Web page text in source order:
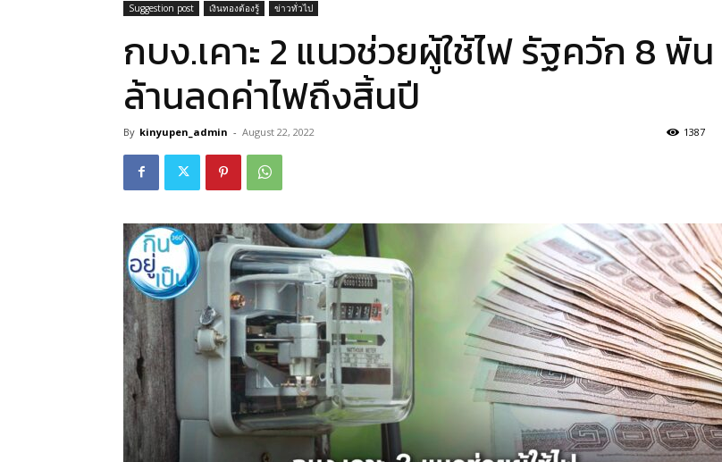
Suggestion post เงินทองต้องรู้ ข่าวทั่วไป
กบง.เคาะ 2 แนวช่วยผู้ใช้ไฟ รัฐควัก 8 พัน
ล้านลดค่าไฟถึงสิ้นปี
By kinyupen_admin - August 22, 2022 1387